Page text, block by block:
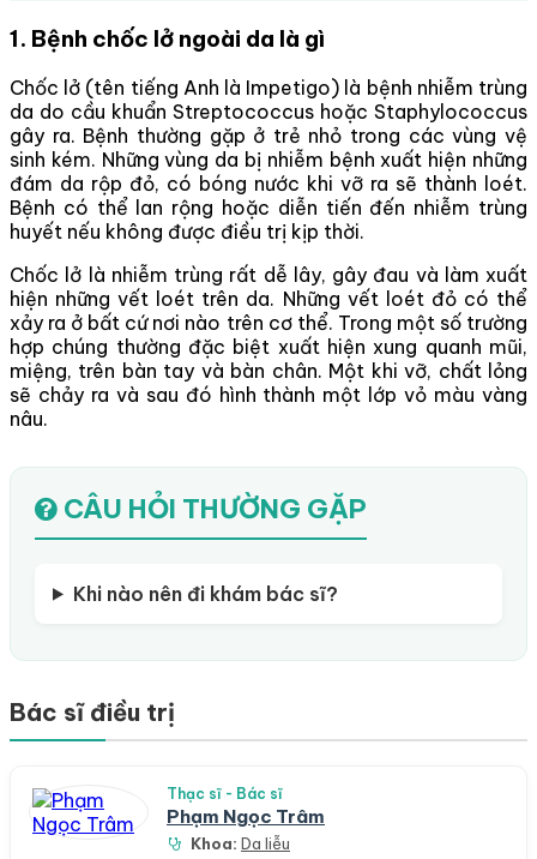
1. Bệnh chốc lở ngoài da là gì
Chốc lở (tên tiếng Anh là Impetigo) là bệnh nhiễm trùng
da do cầu khuẩn Streptococcus hoặc Staphylococcus
gây ra. Bệnh thường gặp ở trẻ nhỏ trong các vùng vệ
sinh kém. Những vùng da bị nhiễm bệnh xuất hiện những
đám da rộp đỏ, có bóng nước khi vỡ ra sẽ thành loét.
Bệnh có thể lan rộng hoặc diễn tiến đến nhiễm trùng
huyết nếu không được điều trị kịp thời.
Chốc lở là nhiễm trùng rất dễ lây, gây đau và làm xuất
hiện những vết loét trên da. Những vết loét đỏ có thể
xảy ra ở bất cứ nơi nào trên cơ thể. Trong một số trường
hợp chúng thường đặc biệt xuất hiện xung quanh mũi,
miệng, trên bàn tay và bàn chân. Một khi vỡ, chất lỏng
sẽ chảy ra và sau đó hình thành một lớp vỏ màu vàng
nâu.
CÂU HỎI THƯỜNG GẶP
Khi nào nên đi khám bác sĩ?
Bác sĩ điều trị
Thạc sĩ - Bác sĩ
Phạm Ngọc Trâm
Khoa: Da liễu